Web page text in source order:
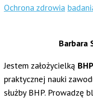
Ochrona zdrowia
Barbara
Jestem założycielką
praktycznej nauki
służby BHP. Prowadzę